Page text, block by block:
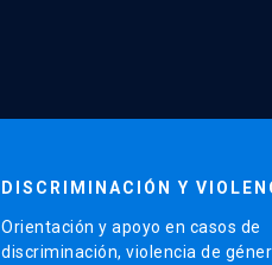
DISCRIMINACIÓN Y
Orientación y apoyo en casos de
discriminación, violencia de